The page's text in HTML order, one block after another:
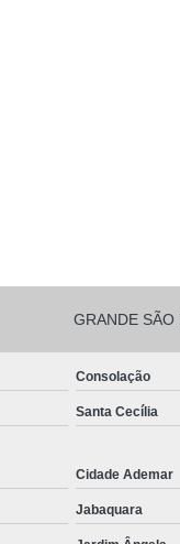
GRANDE SÃO
Consolação
Santa Cecília
Cidade Ademar
Jabaquara